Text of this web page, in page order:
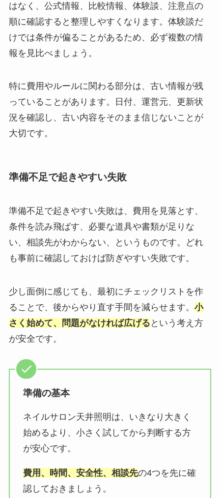
はなく、公式情報、比較情報、体験談、注意点の
順に確認すると整理しやすくなります。体験談だ
けでは条件が偏ることがあるため、必ず複数の情
報を見比べましょう。
特に費用やルールに関わる部分は、古い情報が残
っていることがあります。日付、運営元、更新状
況を確認し、古い内容をそのまま信じないことが
大切です。
準備不足で起きやすい失敗
準備不足で起きやすい失敗は、費用を見落とす、
条件を読み飛ばす、必要な道具や書類が足りな
い、相談先がわからない、というものです。どれ
も事前に確認しておけば防ぎやすい失敗です。
少し面倒に感じても、最初にチェックリストを作
ることで、後からやり直す手間を減らせます。 小
さく始めて、問題がなければ広げる という考え方
が安全です。
準備の基本
ネイルサロン天井照明は、いきなり大きく
始めるより、小さく試してから判断する方
が安心です。
費用、時間、安全性、相談先の4つを先に確
認しておきましょう。